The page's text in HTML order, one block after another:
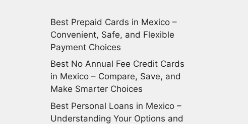
Best Prepaid Cards in Mexico –
Convenient, Safe, and Flexible
Payment Choices
Best No Annual Fee Credit Cards
in Mexico – Compare, Save, and
Make Smarter Choices
Best Personal Loans in Mexico –
Understanding Your Options and